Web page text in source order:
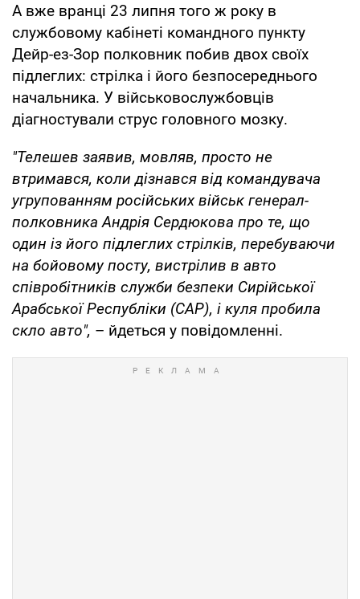
А вже вранці 23 липня того ж року в
службовому кабінеті командного пункту
Дейр-ез-Зор полковник побив двох своїх
підлеглих: стрілка і його безпосереднього
начальника. У військовослужбовців
діагностували струс головного мозку.
"Телешев заявив, мовляв, просто не
втримався, коли дізнався від командувача
угрупованням російських військ генерал-
полковника Андрія Сердюкова про те, що
один із його підлеглих стрілків, перебуваючи
на бойовому посту, вистрілив в авто
співробітників служби безпеки Сирійської
Арабської Республіки (САР), і куля пробила
скло авто", – йдеться у повідомленні.